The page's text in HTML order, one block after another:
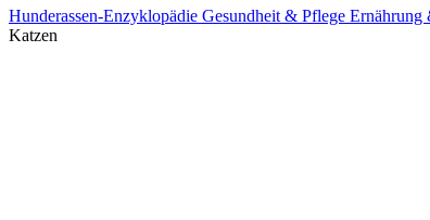
Hunderassen-Enzyklopädie Gesundheit & Pflege Ernährung
Katzen